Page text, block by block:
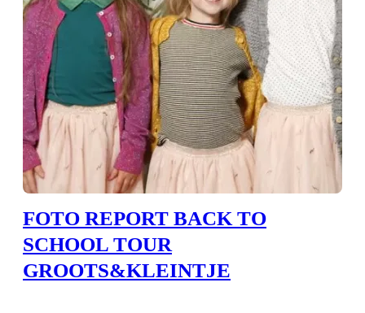
FOTO REPORT BACK TO
SCHOOL TOUR
GROOTS&KLEINTJE